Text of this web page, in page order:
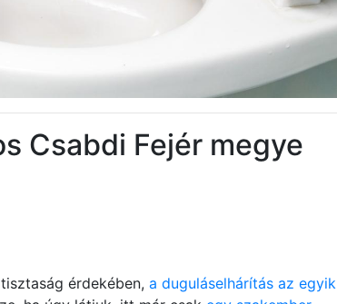
Csabdi Fejér megye
érdekében, a duguláselhárítás az egyik